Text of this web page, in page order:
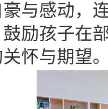
与感动，
励孩子在
怀与期望